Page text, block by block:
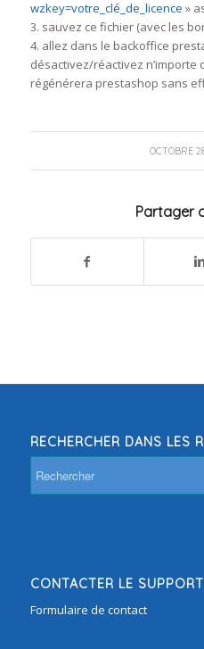
wzkey=votre_clé_de_licence »
3. sauvez ce fichier (avec les
4. allez dans le backoffice
désactivez/réactivez
régénérera prestashop sans
OCTOBRE
/
Partager
RECHERCHER DANS LES
CONTACTER LE SUPPORT
Formulaire de contact